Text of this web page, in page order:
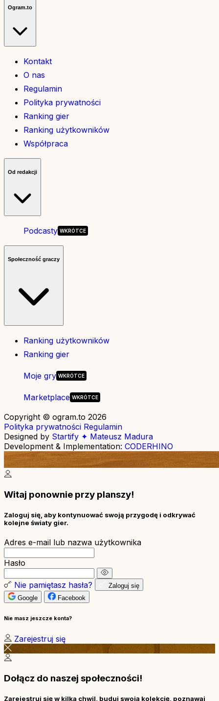
Ogram.to
Kontakt
O nas
Regulamin
Polityka prywatności
Ranking gier
Ranking użytkowników
Współpraca
Od redakcji
Podcasty
Społeczność graczy
Ranking użytkowników
Ranking gier
Moje gry
Marketplace
Copyright © ogram.to 2026
Polityka prywatności Regulamin
Designed by Startify ✦ Mateusz Madura
Development & Implementation: CODERHINO
Witaj ponownie przy planszy!
Zaloguj się, aby kontynuować swoją przygodę i odkrywać
kolejne światy gier.
Adres e-mail lub nazwa użytkownika
Hasło
Nie pamiętasz hasła?
Zaloguj się
Google
Facebook
Nie masz jeszcze konta?
Zarejestruj się
Dołącz do naszej społeczności!
Zarejestruj się w kilka chwil, buduj swoją kolekcję, poznawaj